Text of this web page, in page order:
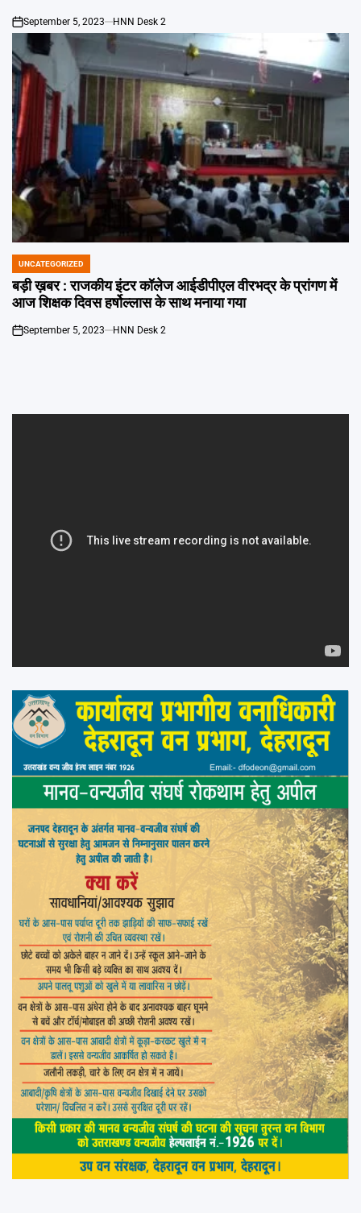
on
September 5, 2023 HNN Desk 2
POSTED
IN
UNCATEGORIZED
बड़ी ख़बर : राजकीय इंटर कॉलेज आईडीपीएल वीरभद्र के प्रांगण में
आज शिक्षक दिवस हर्षोल्लास के साथ मनाया गया
on
September 5, 2023 HNN Desk 2